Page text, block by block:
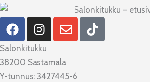
F
a
c
e
b
I
n
s
t
a
E
n
e
l
T
i
Salonkitukku
38200 Sastamala
Y-tunnus: 3427445-6